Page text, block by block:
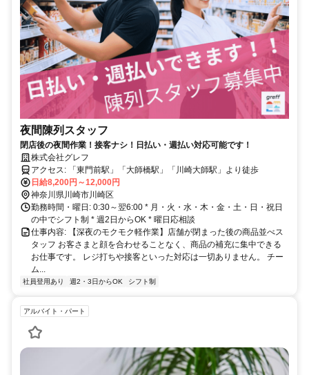
夜間陳列スタッフ
閉店後の夜間作業！接客ナシ！日払い・週払い対応可能です！
株式会社グレフ
アクセス: 「東門前駅」「大師橋駅」「川崎大師駅」より徒歩
日給8,200円～12,000円
神奈川県川崎市川崎区
勤務時間・曜日: 0:30～翌6:00 * 月・火・水・木・金・土・日・祝日
の中でシフト制 * 週2日からOK * 曜日応相談
仕事内容: 【深夜のモクモク軽作業】店舗が閉まった後の商品並べス
タッフ お客さまと顔を合わせることなく、商品の補充に集中できる
お仕事です。 レジ打ちや接客といった対応は一切ありません。 チー
ム...
社員登用あり 週2・3日からOK シフト制
アルバイト・パート